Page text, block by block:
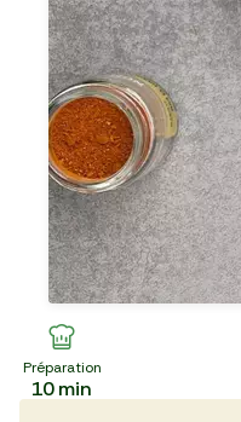
Préparation
10min